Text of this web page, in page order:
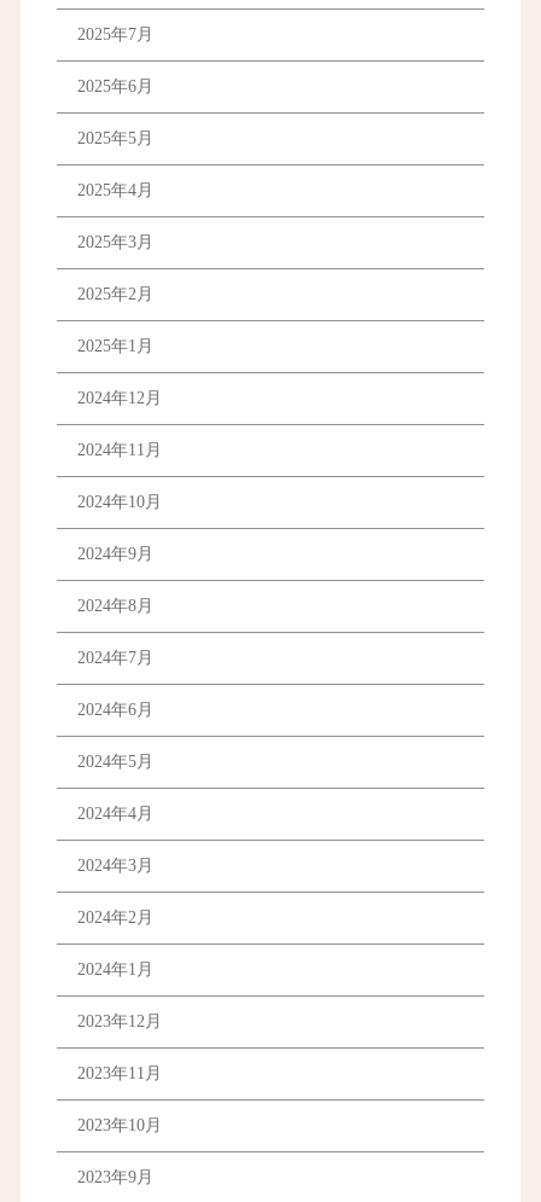
2025年7月
2025年6月
2025年5月
2025年4月
2025年3月
2025年2月
2025年1月
2024年12月
2024年11月
2024年10月
2024年9月
2024年8月
2024年7月
2024年6月
2024年5月
2024年4月
2024年3月
2024年2月
2024年1月
2023年12月
2023年11月
2023年10月
2023年9月